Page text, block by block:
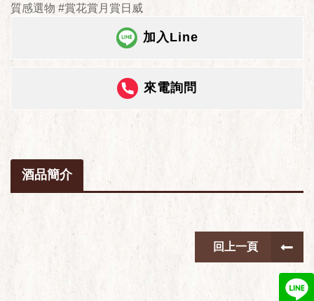
質感選物 #賞花賞月賞日威
加入Line
來電詢問
酒品簡介
回上一頁